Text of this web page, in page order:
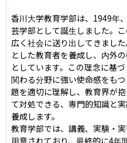
香川大学教育学部は、1949年
芸学部として誕生しました。
広く社会に送り出してきまし
とした教育者を養成し、内外
としています。この理念に基
関わる分野に強い使命感をも
題を適切に理解し、教育界が
て対処できる、専門的知識と
養成します。
教育学部では、講義、実験・
用意されており、最終的に4年